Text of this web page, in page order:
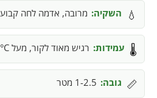
💧 השקיה: מרובה, אדמה לחה קבוע
🌡️ עמידות: רגיש מאוד לקור, מעל 10°C
📏 גובה: 1-2.5 מטר